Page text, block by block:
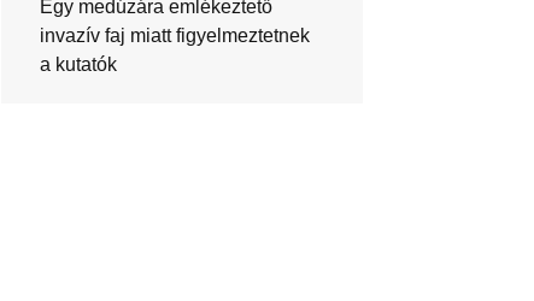
Egy medúzára emlékeztető
invazív faj miatt figyelmeztetnek
a kutatók